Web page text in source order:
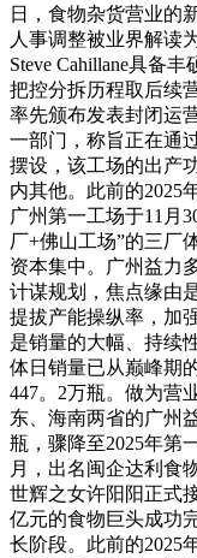
日，食物杂货营业的
人事调整被业界解读
Steve Cahillane具备
把控分拆历程取后续
率先颁布发表封闭运
一部门，称旨正在通
摆设，该工场的出产
内其他。此前的2025
广州第一工场于11月
厂+佛山工场”的三厂
资本集中。广州益力
计谋规划，焦点缘由
提拔产能操纵率，加
是销量的大幅、持续
体日销量已从巅峰期
447。2万瓶。做为营
东、海南两省的广州
瓶，骤降至2025年第
月，出名闽企达利食
世辉之女许阳阳正式
亿元的食物巨头成功
长阶段。此前的2025